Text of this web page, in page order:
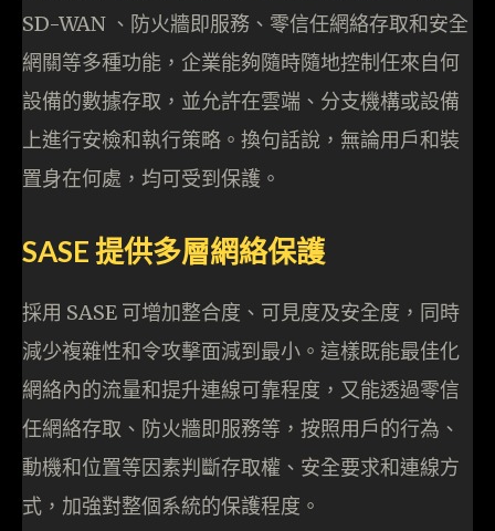
SD-WAN 、防火牆即服務、零信任網絡存取和安全
網關等多種功能，企業能夠隨時隨地控制任來自何
設備的數據存取，並允許在雲端、分支機構或設備
上進行安檢和執行策略。換句話說，無論用戶和裝
置身在何處，均可受到保護。
SASE 提供多層網絡保護
採用 SASE 可增加整合度、可見度及安全度，同時
減少複雜性和令攻擊面減到最小。這樣既能最佳化
網絡內的流量和提升連線可靠程度，又能透過零信
任網絡存取、防火牆即服務等，按照用戶的行為、
動機和位置等因素判斷存取權、安全要求和連線方
式，加強對整個系統的保護程度。